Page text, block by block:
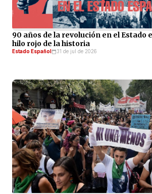
90 años de la revolución en el Estado
hilo rojo de la historia
Estado Español 31 de jul de 2026